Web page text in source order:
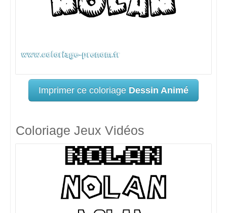
Imprimer ce coloriage Dessin Animé
Coloriage Jeux Vidéos